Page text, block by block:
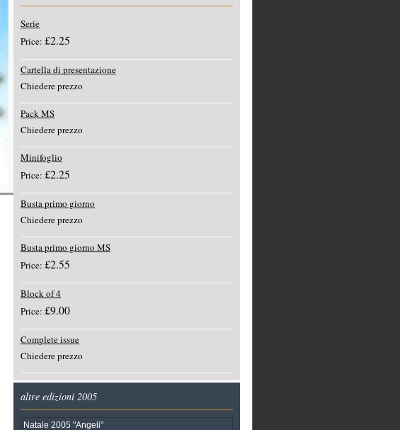
Serie
Price: £2.25
Cartella di presentazione
Chiedere prezzo
Pack MS
Chiedere prezzo
Minifoglio
Price: £2.25
Busta primo giorno
Chiedere prezzo
Busta primo giorno MS
Price: £2.55
Block of 4
Price: £9.00
Complete issue
Chiedere prezzo
altre edizioni 2005
Natale 2005 "Angeli"